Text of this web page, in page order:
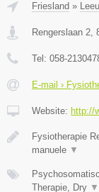
Friesland »
Rengerslaan 2,
Tel: 058-
E-mail ›
Website: http://
Fysiotherapie
manuele ▼
Therapie, Dry ▼